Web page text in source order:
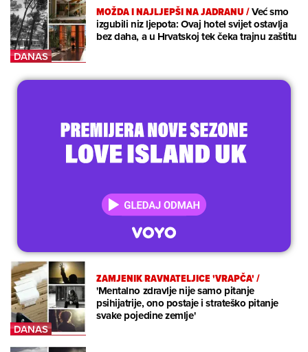
MOŽDA I NAJLJEPŠI NA JADRANU/Već smo
izgubili niz ljepota: Ovaj hotel svijet ostavlja
bez daha, a u Hrvatskoj tek čeka trajnu zaštitu
ZAMJENIK RAVNATELJICE 'VRAPČA'/
'Mentalno zdravlje nije samo pitanje
psihijatrije, ono postaje i strateško pitanje
svake pojedine zemlje'